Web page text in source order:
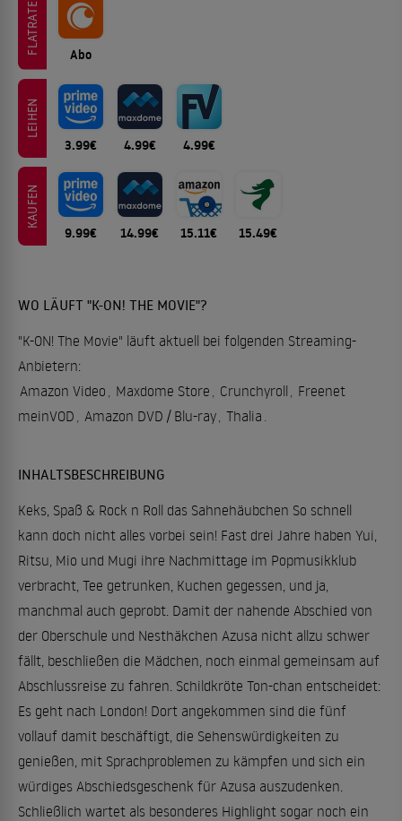
FLATRATE Abo
LEIHEN
3.99€ 4.99€ 4.99€
KAUFEN
9.99€ 14.99€ 15.11€ 15.49€
WO LÄUFT "K-ON! THE MOVIE"?
"K-ON! The Movie" läuft aktuell bei folgenden Streaming-
Anbietern:
Amazon Video
Maxdome Store Crunchyroll
Freenet
meinVOD
Amazon DVD / Blu-ray Thalia
INHALTSBESCHREIBUNG
Keks, Spaß & Rock n Roll das Sahnehäubchen So schnell
kann doch nicht alles vorbei sein! Fast drei Jahre haben Yui,
Ritsu, Mio und Mugi ihre Nachmittage im Popmusikklub
verbracht, Tee getrunken, Kuchen gegessen, und ja,
manchmal auch geprobt. Damit der nahende Abschied von
der Oberschule und Nesthäkchen Azusa nicht allzu schwer
fällt, beschließen die Mädchen, noch einmal gemeinsam auf
Abschlussreise zu fahren. Schildkröte Ton-chan entscheidet:
Es geht nach London! Dort angekommen sind die fünf
vollauf damit beschäftigt, die Sehenswürdigkeiten zu
genießen, mit Sprachproblemen zu kämpfen und sich ein
würdiges Abschiedsgeschenk für Azusa auszudenken.
Schließlich wartet als besonderes Highlight sogar noch ein